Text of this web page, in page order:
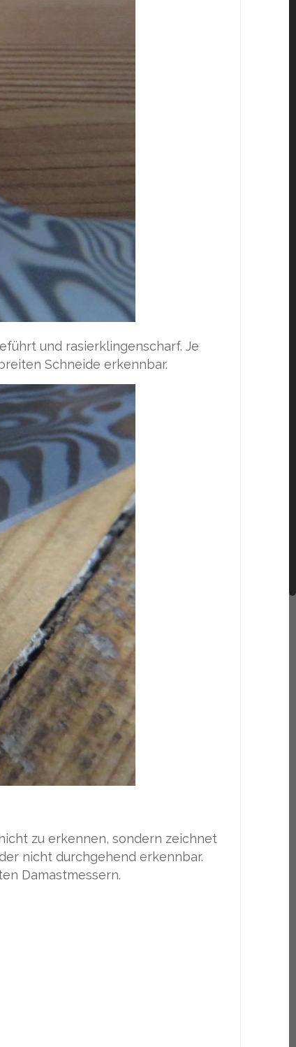
und rasierklingenscharf. Je
Schneide erkennbar.
zu erkennen, sondern zeichnet
nicht durchgehend erkennbar.
Damastmessern.